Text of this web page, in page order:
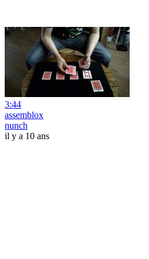
3:44
assemblox
nunch
il y a 10 ans